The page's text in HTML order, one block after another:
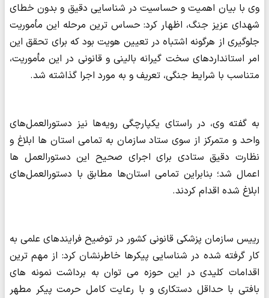
وی با بیان اهمیت و حساسیت در شناسایی دقیق و بدون خطای
شهدای عزیز جنگ، اظهار کرد: حساس ترین مرحله این مأموریت
جلوگیری از هرگونه اشتباه در تعیین هویت بود که برای تحقق این
امر استانداردهای سخت گیرانه بالینی و قانونی در این مأموریت،
متناسب با شرایط جنگی، تعریف و به مورد اجرا گذاشته شد.
به گفته وی، در راستای یکپارچگی رویه‌ها نیز دستورالعمل‌های
واحد و متمرکز از سوی ستاد سازمان به تمامی استان ها ابلاغ و
نظارت دقیق ستادی برای اجرای صحیح این دستورالعمل ها
اعمال شد؛ بنابراین تمامی استان‌ها مطابق با دستورالعمل‌های
ابلاغ شده اقدام کردند.
رییس سازمان پزشکی قانونی کشور در توضیح فرایندهای علمی به
کار گرفته شده در شناسایی پیکرها خاطرنشان کرد: از مهم ترین
اقدامات کلیدی در این حوزه می توان به برداشت نمونه های
بافتی با حداقل دستکاری و با رعایت کامل حرمت پیکر مطهر